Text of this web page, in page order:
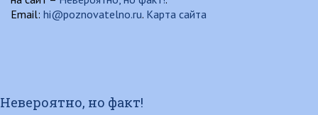
Email: hi@poznovatelno.ru. Карта сайта
Невероятно, но факт!